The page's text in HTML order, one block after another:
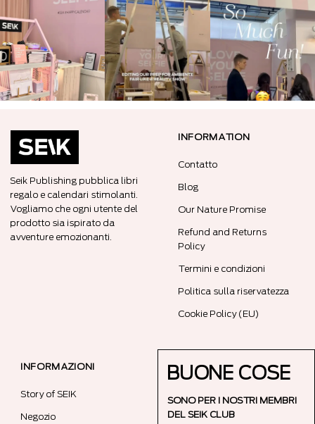
Seik Publishing pubblica libri
regalo e calendari stimolanti.
Vogliamo che ogni utente del
prodotto sia ispirato da
avventure emozionanti.
INFORMATION
Contatto
Blog
Our Nature Promise
Refund and Returns
Policy
Termini e condizioni
Politica sulla riservatezza
Cookie Policy (EU)
INFORMAZIONI
Story of SEIK
Negozio
BUONE COSE
SONO PER I NOSTRI MEMBRI
DEL SEIK CLUB